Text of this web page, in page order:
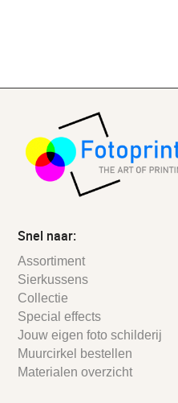
Snel naar:
Assortiment
Sierkussens
Collectie
Special effects
Jouw eigen foto schilderij
Muurcirkel bestellen
Materialen overzicht